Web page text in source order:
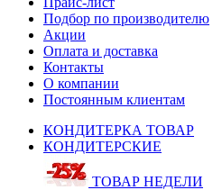
Подбор по производителю
Акции
Оплата и доставка
Контакты
О компании
Постоянным клиентам
КОНДИТЕРКА ТОВАР
КОНДИТЕРСКИЕ
ТОВАР НЕДЕЛИ